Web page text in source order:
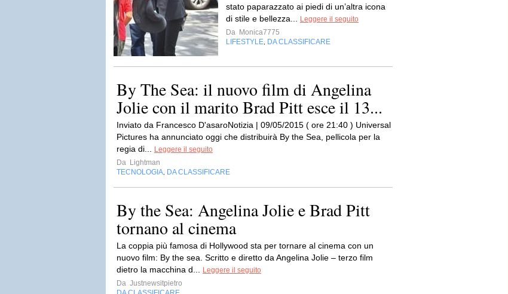
stato paparazzato ai piedi di un’altra icona
di stile e bellezza...
Leggere il seguito
Da Monica7775
LIFESTYLE DA CLASSIFICARE
By The Sea: il nuovo film di Angelina
Jolie con il marito Brad Pitt esce il 13...
Inviato da Francesco D'asaroNotizia | 09/05/2015 ( ore 21:40 ) Universal
Pictures ha annunciato oggi che distribuirà By the Sea, pellicola per la
regia di...
Leggere il seguito
Da Lightman
TECNOLOGIA DA CLASSIFICARE
By the Sea: Angelina Jolie e Brad Pitt
tornano al cinema
La coppia più famosa di Hollywood sta per tornare al cinema con un
nuovo film: By the sea. Scritto e diretto da Angelina Jolie – terzo film
dietro la macchina d...
Leggere il seguito
Da Justnewsitpietro